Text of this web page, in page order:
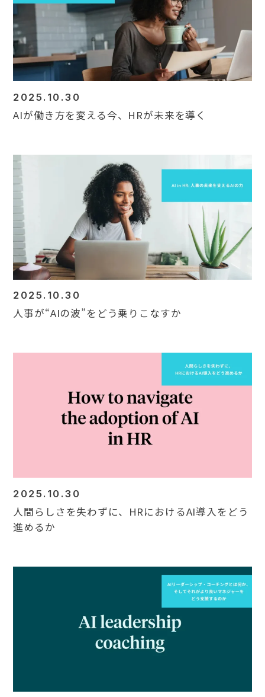
Contact
2025.10.30
AIが働き方を変える今、HRが未来を導く
2025.10.30
人事が“AIの波”をどう乗りこなすか
2025.10.30
人間らしさを失わずに、HRにおけるAI導入をどう
進めるか